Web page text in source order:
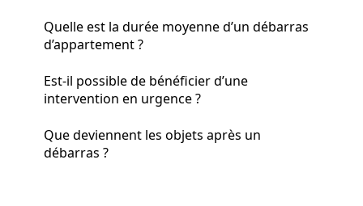
Quelle est la durée moyenne d’un débarras
d’appartement ?
Est-il possible de bénéficier d’une
intervention en urgence ?
Que deviennent les objets après un
débarras ?